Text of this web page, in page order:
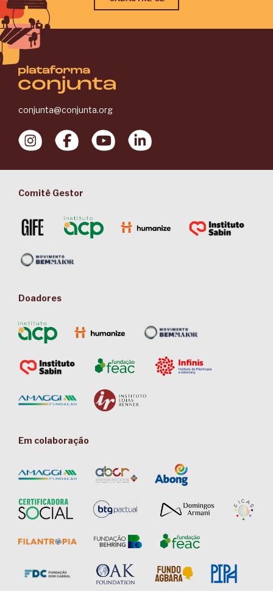
conjunta@conjunta.org
Comitê Gestor
Doadores
Em colaboração